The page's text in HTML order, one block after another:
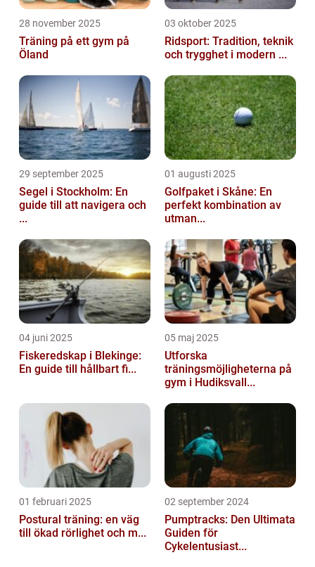
28 november 2025
Träning på ett gym på
Öland
03 oktober 2025
Ridsport: Tradition, teknik
och trygghet i modern ...
29 september 2025
Segel i Stockholm: En
guide till att navigera och
...
01 augusti 2025
Golfpaket i Skåne: En
perfekt kombination av
utman...
04 juni 2025
Fiskeredskap i Blekinge:
En guide till hållbart fi...
05 maj 2025
Utforska
träningsmöjligheterna på
gym i Hudiksvall...
01 februari 2025
Postural träning: en väg
till ökad rörlighet och m...
02 september 2024
Pumptracks: Den Ultimata
Guiden för
Cykelentusiast...